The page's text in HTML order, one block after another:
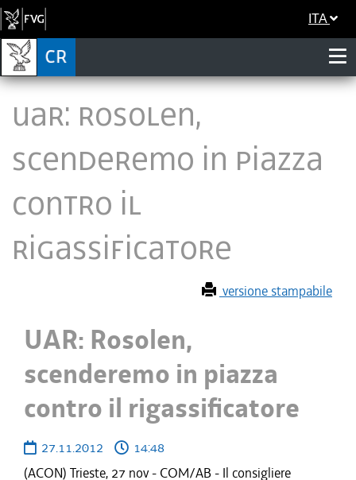
ITA
UAR: Rosolen,
scenderemo in piazza
contro il
rigassificatore
versione stampabile
UAR: Rosolen,
scenderemo in piazza
contro il rigassificatore
27.11.2012
14:48
(ACON) Trieste, 27 nov - COM/AB - Il consigliere